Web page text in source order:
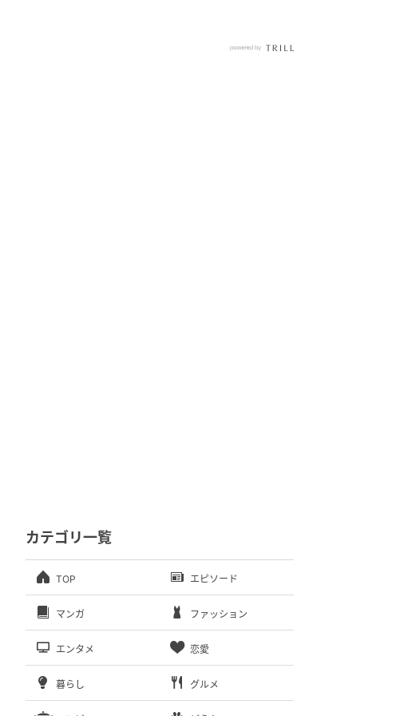
カテゴリ一覧
TOP エピソード
マンガ ファッション
エンタメ 恋愛
暮らし グルメ